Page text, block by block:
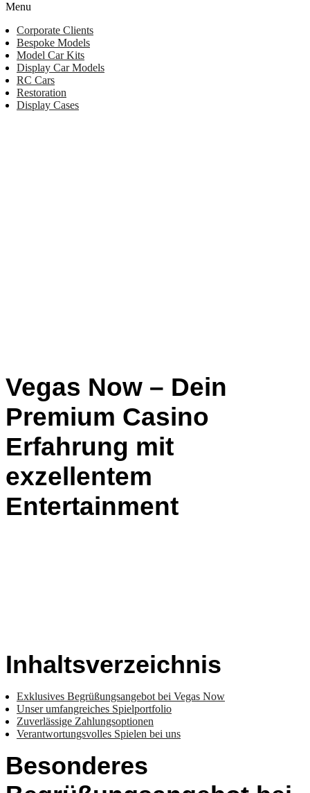
Menu
Corporate Clients
Bespoke Models
Model Car Kits
Display Car Models
RC Cars
Restoration
Display Cases
Vegas Now – Dein
Premium Casino
Erfahrung mit
exzellentem
Entertainment
Inhaltsverzeichnis
Exklusives Begrüßungsangebot bei Vegas Now
Unser umfangreiches Spielportfolio
Zuverlässige Zahlungsoptionen
Verantwortungsvolles Spielen bei uns
Besonderes